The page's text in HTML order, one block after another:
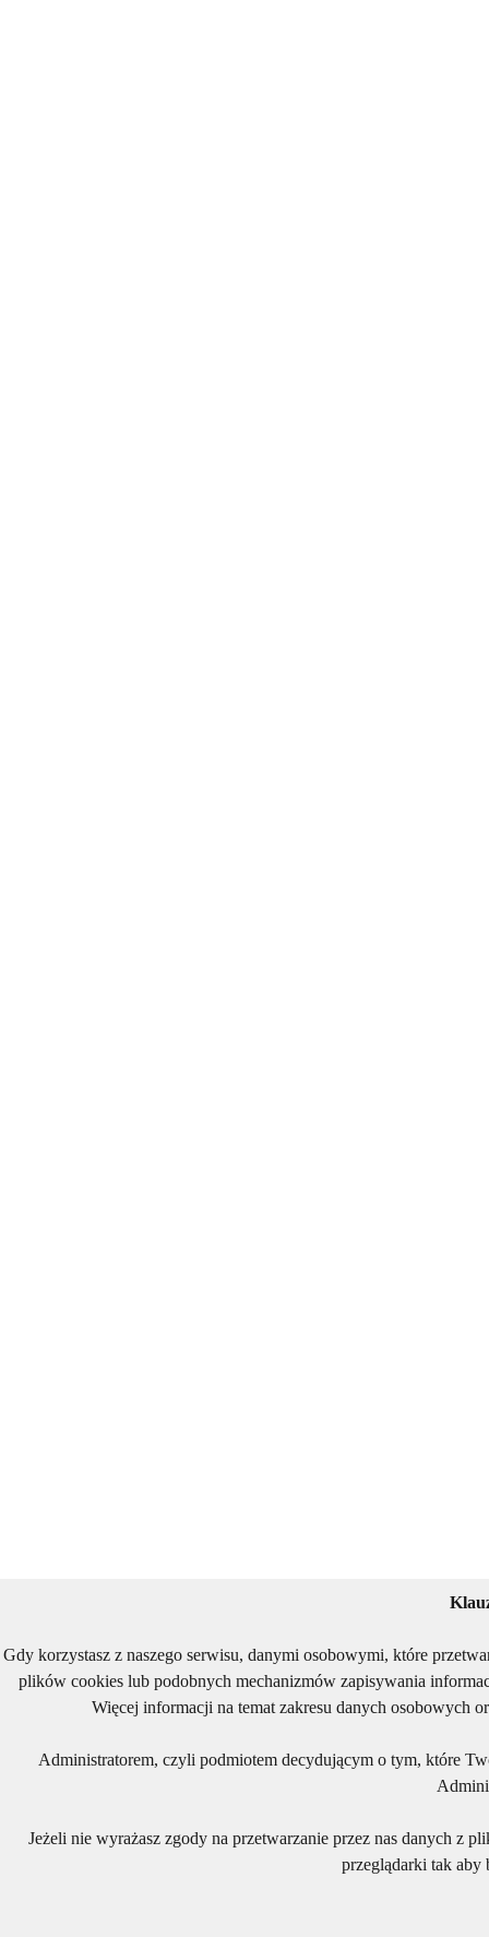
Gdy korzystasz z naszego serwisu, danymi osobowymi, które
plików cookies lub podobnych mechanizmów zapisywania
Więcej informacji na temat zakresu danych osobowych
Administratorem, czyli podmiotem decydującym o tym, które
Jeżeli nie wyrażasz zgody na przetwarzanie przez nas danych z
przeglądarki tak aby